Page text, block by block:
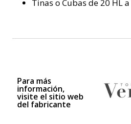
Tinas o Cubas de 20 HL
Para más
información,
visite el sitio web
del fabricante